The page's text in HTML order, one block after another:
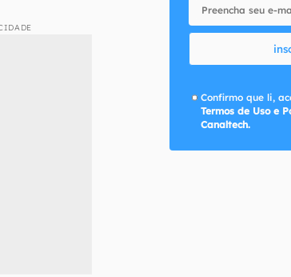
Confirmo que li,
Termos de Uso e
Canaltech.